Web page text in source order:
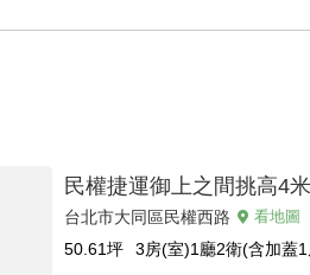
民權捷運御上之間挑高4
台北市大同區民權西路 看地圖
50.61坪 3房(室)1廳2衛(含加蓋